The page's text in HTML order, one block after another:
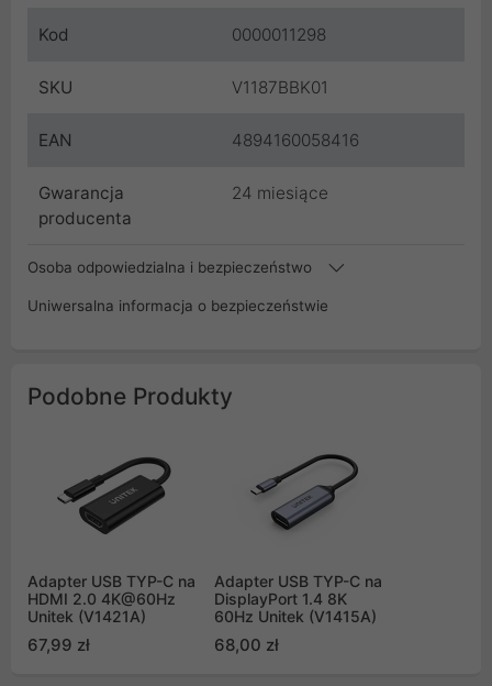
Kod 0000011298
SKU V1187BBK01
EAN 4894160058416
Gwarancja
producenta
24 miesiące
Osoba odpowiedzialna i bezpieczeństwo
Uniwersalna informacja o bezpieczeństwie
Podobne Produkty
Adapter USB TYP-C na
HDMI 2.0 4K@60Hz
Unitek (V1421A)
67,99 zł
Adapter USB TYP-C na
DisplayPort 1.4 8K
60Hz Unitek (V1415A)
68,00 zł